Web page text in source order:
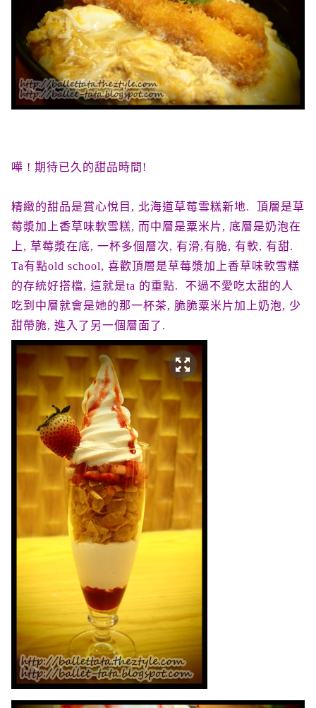
嘩 ! 期待已久的甜品時間!
精緻的甜品是賞心悅目, 北海道草莓雪糕新地. 頂層是草
莓漿加上香草味軟雪糕, 而中層是粟米片, 底層是奶泡在
上, 草莓漿在底, 一杯多個層次, 有滑,有脆, 有軟, 有甜.
Ta有點old school, 喜歡頂層是草莓漿加上香草味軟雪糕
的存統好搭檔, 這就是ta 的重點. 不過不愛吃太甜的人
吃到中層就會是她的那一杯茶, 脆脆粟米片加上奶泡, 少
甜帶脆, 進入了另一個層面了.